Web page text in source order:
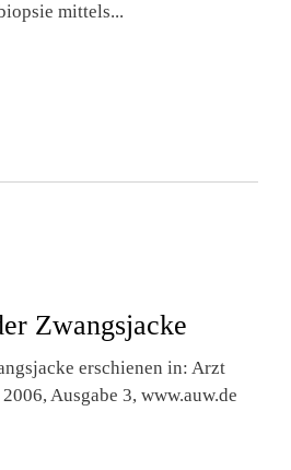
mittels...
Zwangsjacke
erschienen in: Arzt
Ausgabe 3, www.auw.de